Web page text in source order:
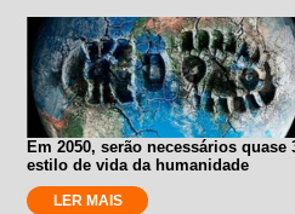
Em 2050, serão necessários quase
estilo de vida da humanidade
LER MAIS